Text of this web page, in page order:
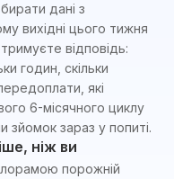
дані з
вихідні цього тижня
відповідь:
годин, скільки
які
6-місячного циклу
зйомок зараз у попиті.
ніж ви
порожній